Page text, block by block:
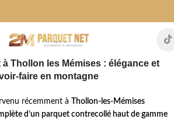
à Thollon les Mémises : élégance et
faire en montagne
récemment à
Thollon-les-Mémises
d’un parquet contrecollé haut de gamme